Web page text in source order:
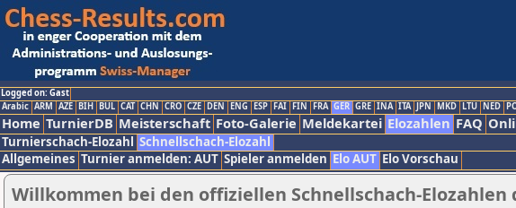
Logged on: Gast
Arabic ARM AZE BIH BUL CAT CHN CRO CZE DEN ENG ESP FAI FIN FRA GER GRE INA ITA JPN MKD LTU NED
Home TurnierDB Meisterschaft Foto-Galerie Meldekartei Elozahlen FAQ
Turnierschach-Elozahl Schnellschach-Elozahl
Allgemeines Turnier anmelden: AUT Spieler anmelden Elo AUT Elo Vorschau
Willkommen bei den offiziellen Schnellschach-Elozahlen